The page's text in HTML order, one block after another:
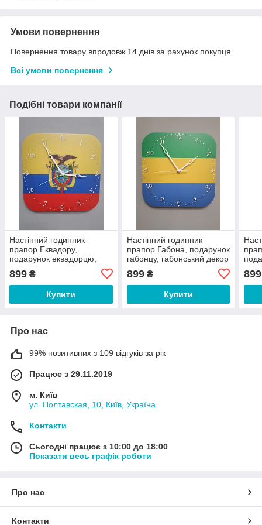
Умови повернення
Повернення товару впродовж 14 днів за рахунок покупця
Всі умови повернення
Подібні товари компанії
Настінний годинник
прапор Еквадору,
подарунок еквадорцю,
899 ₴
Купити
Настінний годинник
прапор Габона, подарунок
габонцу, габонський декор
899₴
Купити
899
Про нас
99% позитивних з 109 відгуків за рік
Працює з 29.11.2019
м. Київ
ул. Полтавская, 10, Київ, Україна
Контакти
Сьогодні працює з 10:00 до 18:00
Показати весь графік роботи
Про нас
Контакти